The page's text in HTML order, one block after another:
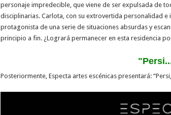
personaje impredecible, que viene de ser expulsada de
disciplinarias. Carlota, con su extrovertida personalidad
protagonista de una serie de situaciones absurdas y
principio a fin. ¿Logrará permanecer en esta residencia
Posteriormente, Especta artes escénicas presentará: